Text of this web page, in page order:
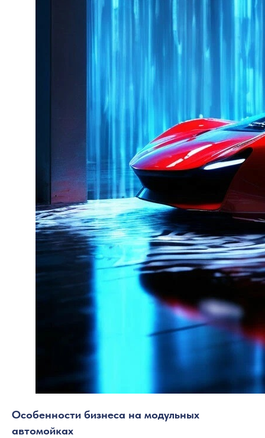
Особенности бизнеса на модульных
автомойках